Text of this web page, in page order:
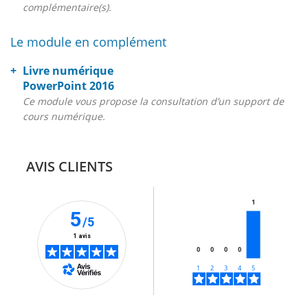
complémentaire(s).
Le module en complément
Livre numérique
PowerPoint 2016
Ce module vous propose la consultation d’un support de
cours numérique.
AVIS CLIENTS
5/5
1 avis
0 0 0 0
1